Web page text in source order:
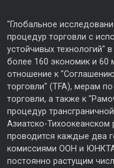
"Глобальное
процедур торговли с
устойчивых технологий"
более 160 экономик и 60
отношение к
торговли" (TFA), мерам
торговли, а также к
процедур
Азиатско-Тихоокеанском
проводится каждые два
комиссиями ООН и
постоянно растущим